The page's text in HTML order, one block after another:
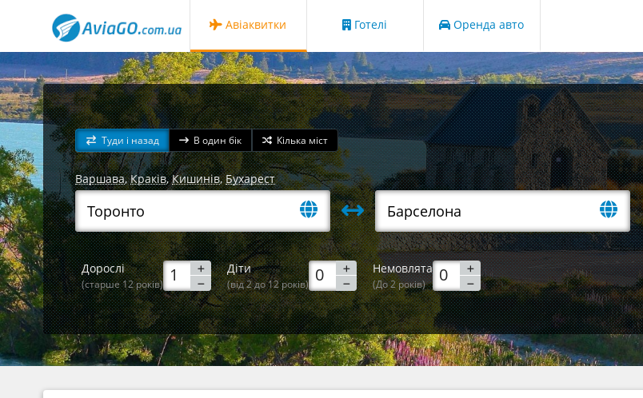
Авіаквитки Готелі Оренда авто
Туди і назад В один бік Кілька міст
Варшава,Краків,Кишинів,Бухарест
Дорослі
(старше 12 років)
Діти
(від 2 до 12 років)
Немовлята
(До 2 років)